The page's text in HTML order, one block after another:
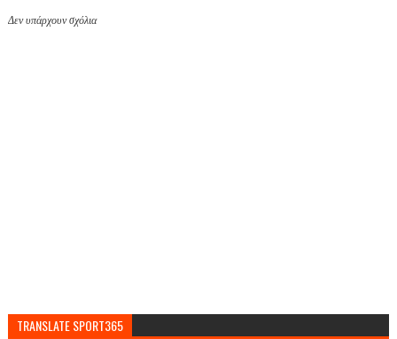
Δεν υπάρχουν σχόλια
TRANSLATE SPORT365